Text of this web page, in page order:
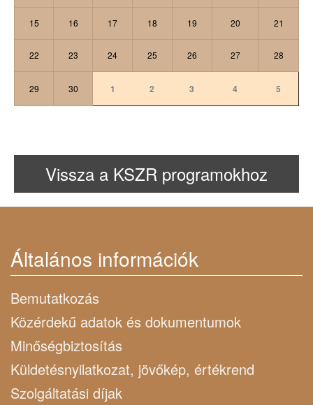
15 16 17 18 19 20 21
22 23 24 25 26 27 28
29 30 1 2 3 4 5
Vissza a KSZR programokhoz
Általános információk
Bemutatkozás
Közérdekű adatok és dokumentumok
Minőségbiztosítás
Küldetésnyilatkozat, jövőkép, értékrend
Szolgáltatási díjak